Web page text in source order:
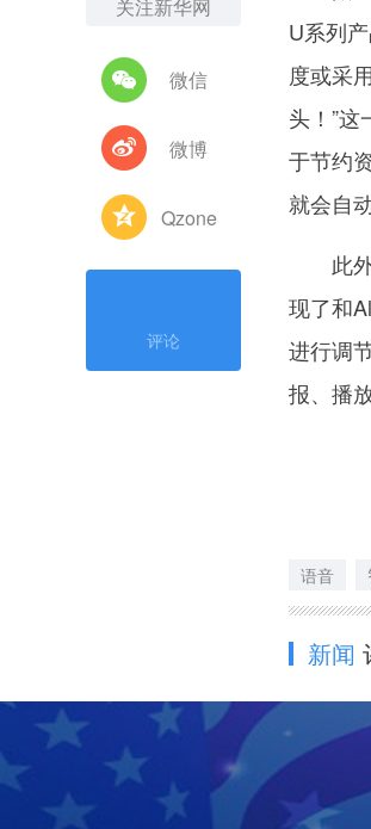
关注新华网
微信
微博
Qzone
评论
U系列
度或采
头！”
于节约
就会自
此外
现了和
进行调
报、播
语音
新闻